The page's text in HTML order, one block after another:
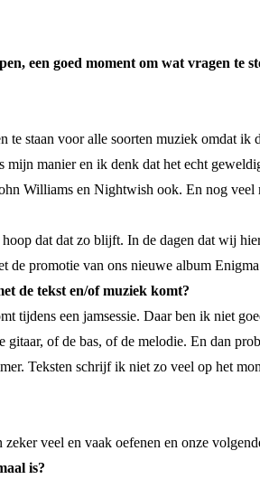
een goed moment om wat vragen te
staan voor alle soorten muziek omdat
manier en ik denk dat het echt
Williams en Nightwish ook. En nog
dat dat zo blijft. In de dagen dat wij
de promotie van ons nieuwe album
de tekst en/of muziek komt?
tijdens een jamsessie. Daar ben ik niet
of de bas, of de melodie. En dan
Teksten schrijf ik niet zo veel op het
veel en vaak oefenen en onze
is?